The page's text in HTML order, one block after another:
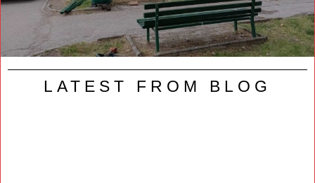
LATEST FROM BLOG